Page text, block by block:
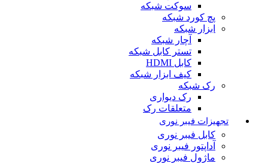
سوکت شبکه
پچ کورد شبکه
ابزار شبکه
آچار شبکه
تستر کابل شبکه
کابل HDMI
کیف ابزار شبکه
رک شبکه
رک دیواری
متعلقات رک
تجهیزات فیبر نوری
کابل فیبر نوری
آداپتور فیبر نوری
ماژول فیبر نوری